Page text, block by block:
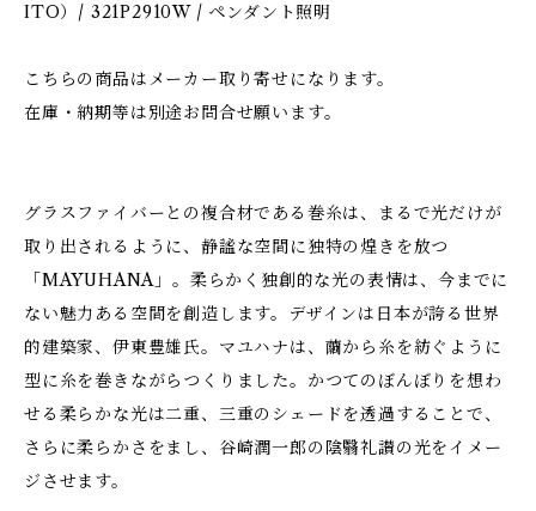
ITO）/ 321P2910W / ペンダント照明
こちらの商品はメーカー取り寄せになります。
在庫・納期等は別途お問合せ願います。
グラスファイバーとの複合材である巻糸は、まるで光だけが
取り出されるように、静謐な空間に独特の煌きを放つ
「MAYUHANA」。柔らかく独創的な光の表情は、今までに
ない魅力ある空間を創造します。デザインは日本が誇る世界
的建築家、伊東豊雄氏。マユハナは、繭から糸を紡ぐように
型に糸を巻きながらつくりました。かつてのぼんぼりを想わ
せる柔らかな光は二重、三重のシェードを透過することで、
さらに柔らかさをまし、谷崎潤一郎の陰翳礼讃の光をイメー
ジさせます。